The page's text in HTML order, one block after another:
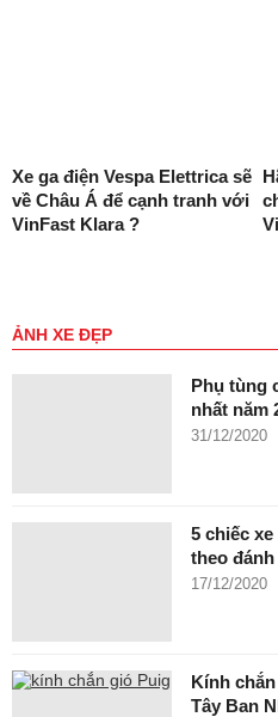
Xe ga điện Vespa Elettrica sẽ
về Châu Á để cạnh tranh với
VinFast Klara ?
ẢNH XE ĐẸP
Phụ tùng
nhất năm
31/12/2020
5 chiếc xe
theo
17/12/2020
Kính
Tây Ban